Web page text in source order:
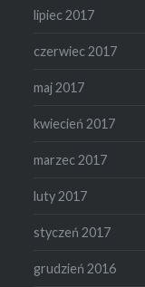
lipiec 2017
czerwiec 2017
maj 2017
kwiecień 2017
marzec 2017
luty 2017
styczeń 2017
grudzień 2016